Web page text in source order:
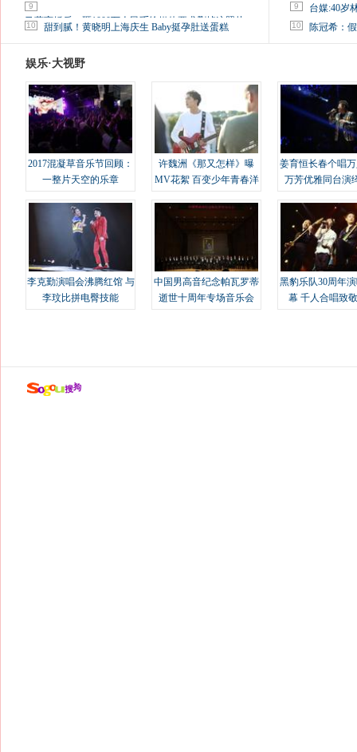
9
马蓉离婚后，砸1000万人民币给媒体要求删掉这照片
10 甜到腻！黄晓明上海庆生 Baby挺孕肚送蛋糕
9 台媒:40岁
10 陈冠希：
娱乐·大视野
2017混凝草音乐节回顾：
一整片天空的乐章
许魏洲《那又怎样》曝
MV花絮 百变少年青春洋
姜育恒长春个唱
万芳优雅同台演
李克勤演唱会沸腾红馆 与
李玟比拼电臀技能
中国男高音纪念帕瓦罗蒂
逝世十周年专场音乐会
黑豹乐队30周年
幕 千人合唱致